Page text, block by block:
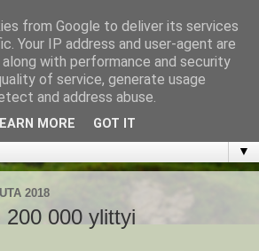
hetki tarjoaa tilaisuuden muuttaa
▼
2018
200 000 ylittyi
from Google to deliver its services
Your IP address and user-agent are
with performance and security
of service, generate usage
and address abuse.
MORE GOT IT